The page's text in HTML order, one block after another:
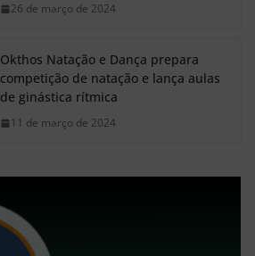
26 de março de 2024
Okthos Natação e Dança prepara
competição de natação e lança aulas
de ginástica rítmica
11 de março de 2024